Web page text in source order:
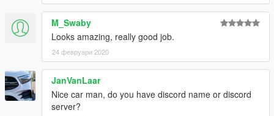
M_Swaby
Looks amazing, really good job.
24 февруари 2020
JanVanLaar
Nice car man, do you have discord name or discord
server?